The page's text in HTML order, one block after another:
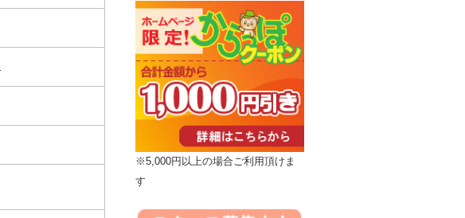
※5,000円以上の場合ご利用頂けま
す